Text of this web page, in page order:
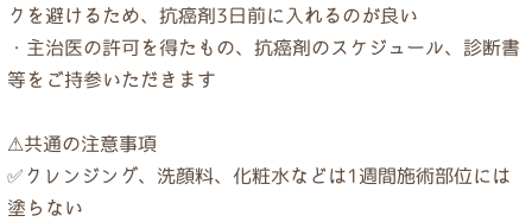
クを避けるため、抗癌剤3日前に入れるのが良い
・主治医の許可を得たもの、抗癌剤のスケジュール、診断書
等をご持参いただきます
⚠共通の注意事項
✅クレンジング、洗顔料、化粧水などは1週間施術部位には
塗らない